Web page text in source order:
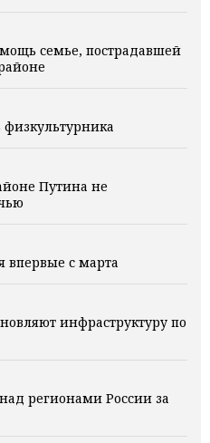
семье, пострадавшей
Путина не
впервые с марта
инфраструктуру по
регионами России за